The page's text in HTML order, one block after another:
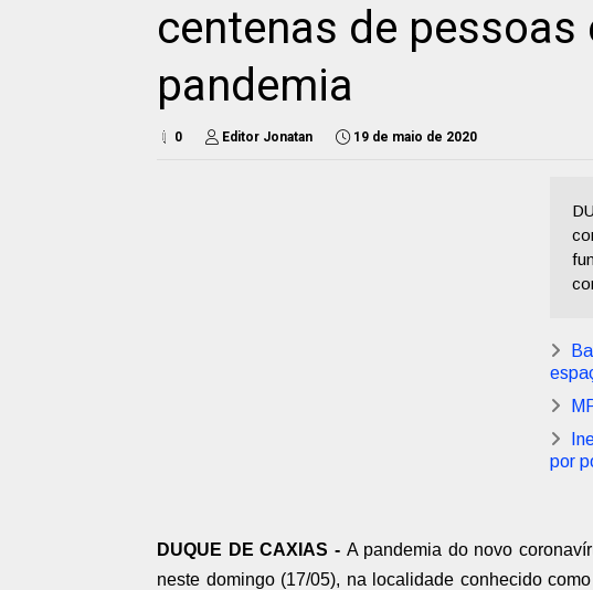
centenas de pessoas
pandemia
0 Editor Jonatan 19 de maio de 2020
por
DUQUE DE CAXIAS - A pandemia do novo
neste domingo (17/05), na localidade conhecido